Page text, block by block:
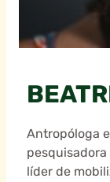
Antropóloga
líder de